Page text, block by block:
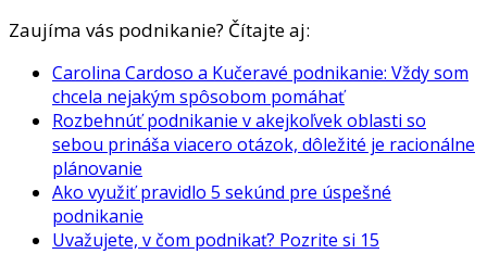
Zaujíma vás podnikanie? Čítajte aj:
Carolina Cardoso a Kučeravé podnikanie: Vždy som
chcela nejakým spôsobom pomáhať
Rozbehnúť podnikanie v akejkoľvek oblasti so
sebou prináša viacero otázok, dôležité je racionálne
plánovanie
Ako využiť pravidlo 5 sekúnd pre úspešné
podnikanie
Uvažujete, v čom podnikať? Pozrite si 15